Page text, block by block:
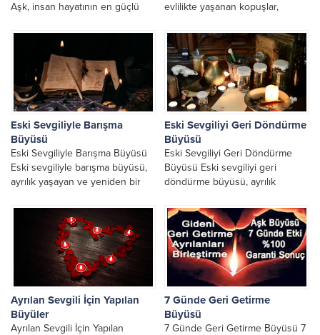
Aşk, insan hayatının en güçlü
kişinin sana...
evlilikte yaşanan kopuşlar,
kırıklıkları sonrası en...
Eski Sevgiliyle Barışma
Büyüsü
Eski Sevgiliyle Barışma Büyüsü
Eski sevgiliyle barışma büyüsü,
ayrılık yaşayan ve yeniden bir
çok araştırdığı...
Eski Sevgiliyi Geri Döndürme
Büyüsü
Eski Sevgiliyi Geri Döndürme
Büyüsü Eski sevgiliyi geri
döndürme büyüsü, ayrılık
yeniden bir araya gelmek
isteyenlerin...
Ayrılan Sevgili İçin Yapılan
Büyüler
Ayrılan Sevgili İçin Yapılan
7 Günde Geri Getirme
Büyüsü
7 Günde Geri Getirme Büyüsü 7